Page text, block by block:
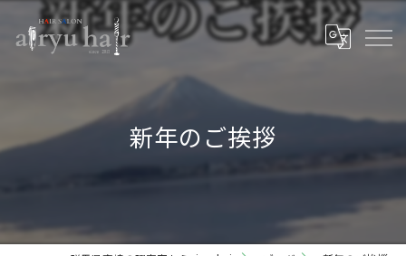
新年のご挨拶